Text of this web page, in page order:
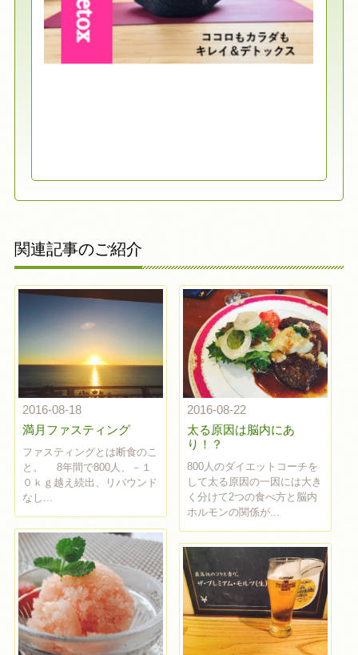
関連記事のご紹介
2016-08-18
満月ファスティング
ファスティングとは断食のこ
と。 8年間で800人、－１
０ｋｇ越え続出、リバウンド
なし...
2016-08-22
太る原因は脳内にあ
り！？
800人のダイエットコーチを
して太る原因の一因には大き
く分けて2つの食べ方と脳内
ホルモンの関係が...